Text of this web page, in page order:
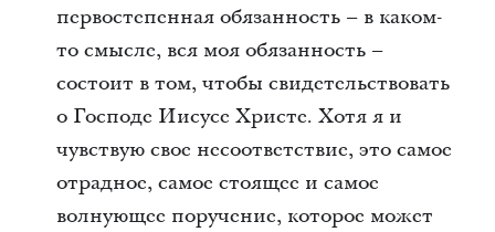
первостепенная обязанность – в каком-
то смысле, вся моя обязанность –
состоит в том, чтобы свидетельствовать
о Господе Иисусе Христе. Хотя я и
чувствую свое несоответствие, это самое
отрадное, самое стоящее и самое
волнующее поручение, которое может